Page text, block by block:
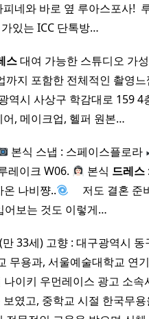
네와 바로 옆 루아스포사!
가있는 ICC 단톡방…
스대여 가능한 스튜디오 가
까지 포함한 전체적인 촬영
역시 사상구 학감대로 159 4
어, 메이크업, 헬퍼 원본…
본식 스냅 : 스페이스플로라
레이크 W06. 본식 드레스
나비쨩.. 저도 결혼
어보는 것도 이렇게…
33세) 고향 : 대구광역시
무용과, 서울예술대학교 연
이키 우먼레이스 광고 소
였고, 중학교 시절 한국무